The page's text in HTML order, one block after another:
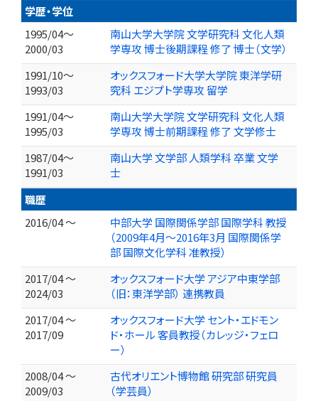
学歴・学位
1995/04～
2000/03
南山大学大学院 文学研究科 文化人類
学専攻 博士後期課程 修了 博士（文学）
1991/10～
1993/03
オックスフォード大学大学院 東洋学研
究科 エジプト学専攻 留学
1991/04～
1995/03
南山大学大学院 文学研究科 文化人類
学専攻 博士前期課程 修了 文学修士
1987/04～
1991/03
南山大学 文学部 人類学科 卒業 文学
士
職歴
2016/04 ～
中部大学 国際関係学部 国際学科 教授
（2009年4月〜2016年3月 国際関係学
部 国際文化学科 准教授）
2017/04 ～
2024/03
オックスフォード大学 アジア中東学部
（旧：東洋学部） 連携教員
2017/04 ～
2017/09
オックスフォード大学 セント・エドモン
ド・ホール 客員教授（カレッジ・フェロ
ー）
2008/04 ～
2009/03
古代オリエント博物館 研究部 研究員
（学芸員）